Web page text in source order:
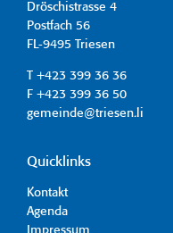
Dröschistrasse 4
Postfach 56
FL-9495 Triesen
T +423 399 36 36
F +423 399 36 50
gemeinde@triesen.li
Quicklinks
Kontakt
Agenda
Impressum